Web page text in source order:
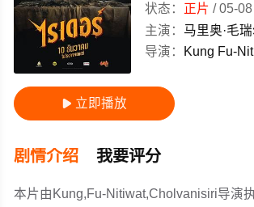
状态： 正片 /05-08
主演： 马里奥·毛
导演：
Kung Fu-
 立即播放
剧情介绍 我要评分
本片由Kung,Fu-Nitiwat,Cholvanisiri导演